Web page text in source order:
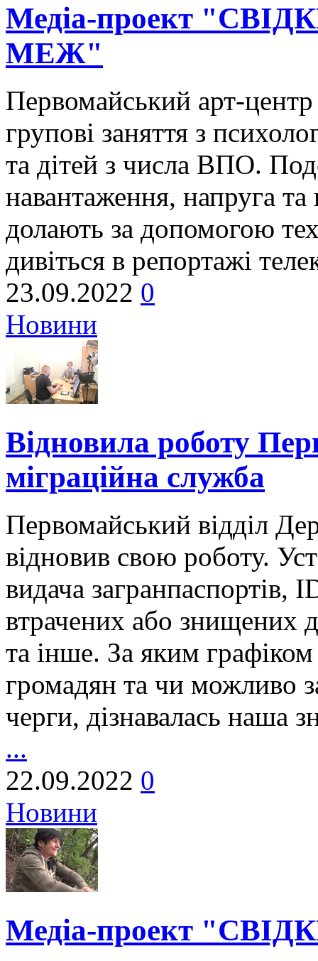
Медіа-проект
МЕЖ"
Первомайський арт-
групові заняття з
та дітей з числа ВПО.
навантаження, напруга та
долають за допомогою
дивіться в репортажі
23.09.2022 0
Новини
Відновила роботу
міграційна служба
Первомайський відділ
відновив свою роботу.
видача загранпаспортів,
втрачених або знищених
та інше. За яким
громадян та чи можливо
черги, дізнавалась наша
...
22.09.2022 0
Новини
Медіа-проект